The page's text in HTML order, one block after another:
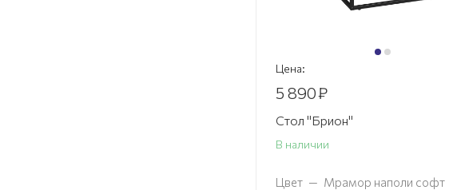
Цена:
5 890₽
Стол "Брион"
В наличии
Цвет — Мрамор наполи софт